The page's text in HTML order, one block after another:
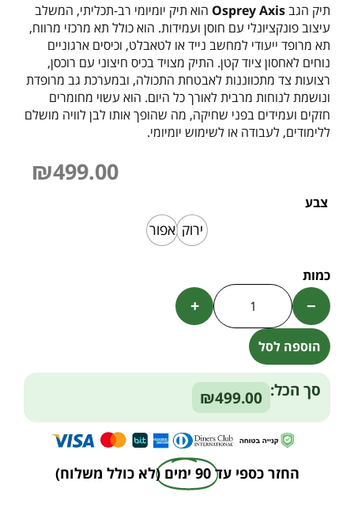
תיק הגבOsprey Axis הוא תיק יומיומי רב-תכליתי, המשלב
עיצוב פונקציונלי עם חוסן ועמידות. הוא כולל תא מרכזי מרווח,
תא מרופד ייעודי למחשב נייד או לטאבלט, וכיסים ארגוניים
נוחים לאחסון ציוד קטן. התיק מצויד בכיס חיצוני עם רוכסן,
רצועות צד מתכווננות לאבטחת התכולה, ובמערכת גב מרופדת
ונושמת לנוחות מרבית לאורך כל היום. הוא עשוי מחומרים
חזקים ועמידים בפני שחיקה, מה שהופך אותו לבן לוויה מושלם
ללימודים, לעבודה או לשימוש יומיומי.
₪499.00
צבע
ירוק אפור
−
+
הוספה לסל
Alternative:
סך הכל: ₪499.00
החזר כספי עד 90 ימים (לא כולל משלוח)